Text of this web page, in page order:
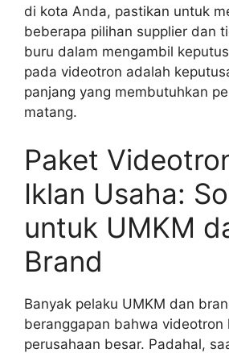
di kota Anda, pastikan untuk
beberapa pilihan supplier dan
buru dalam mengambil
pada videotron adalah
panjang yang membutuhkan
matang.
Paket
Iklan Usaha:
untuk UMKM
Brand
Banyak pelaku UMKM dan
beranggapan bahwa videotron
perusahaan besar. Padahal,